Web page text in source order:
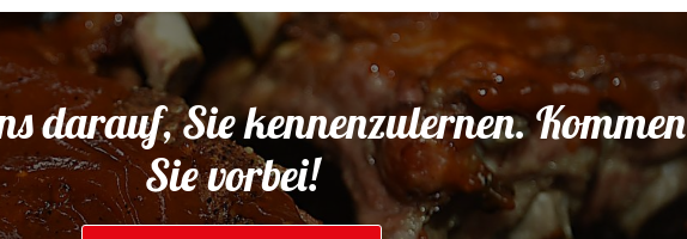
darauf, Sie kennenzulernen. Kommen
Sie vorbei!